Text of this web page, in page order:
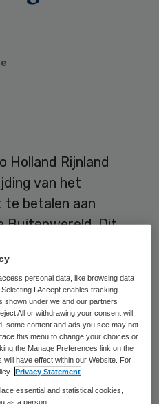
Holland Rijnland
van het
betalen aan
Buitenwereld. Dit
zaak
Rijnland,
deel van door de
zorg te
personal data, like browsing data
I Accept enables tracking
shown under we and our partners
All or withdrawing your consent will
some content and ads you see may not
this menu to change your choices or
the Manage Preferences link on the
will have effect within our Website. For
Privacy Statement
essential and statistical cookies,
as a person